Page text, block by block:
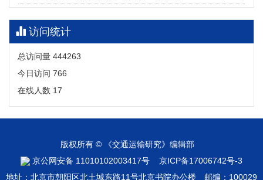
访问统计
总访问量 444263
今日访问 766
在线人数 17
版权所有 © 《交通运输研究》编辑部
京公网安备 11010102003417号
京ICP备17006742号-3
地址：北京市朝阳区北土城东路11号北京书院办公楼 邮编：100029